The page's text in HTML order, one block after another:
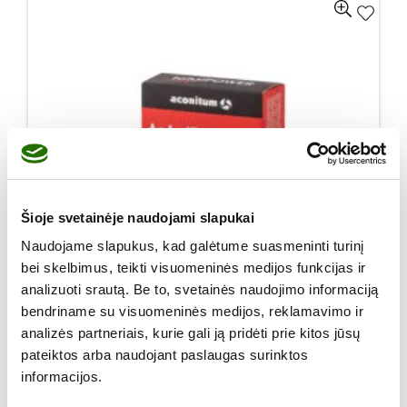
Šioje svetainėje naudojami slapukai
Naudojame slapukus, kad galėtume suasmeninti turinį
bei skelbimus, teikti visuomeninės medijos funkcijas ir
analizuoti srautą. Be to, svetainės naudojimo informaciją
bendriname su visuomeninės medijos, reklamavimo ir
analizės partneriais, kurie gali ją pridėti prie kitos jūsų
pateiktos arba naudojant paslaugas surinktos
informacijos.
TotalPOWER man, 30 tablečių